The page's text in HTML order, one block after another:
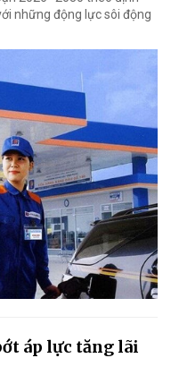
những động lực sôi động
áp lực tăng lãi